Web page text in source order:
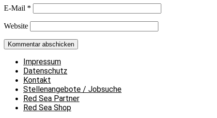
E-Mail *
Website
Impressum
Datenschutz
Kontakt
Stellenangebote / Jobsuche
Red Sea Partner
Red Sea Shop